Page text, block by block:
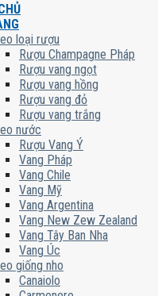
loại rượu
Rượu Champagne Pháp
Rượu vang ngọt
Rượu vang hồng
Rượu vang đỏ
Rượu vang trắng
nước
Rượu Vang Ý
Vang Pháp
Vang Chile
Vang Mỹ
Vang Argentina
Vang New Zew Zealand
Vang Tây Ban Nha
Vang Úc
giống nho
Canaiolo